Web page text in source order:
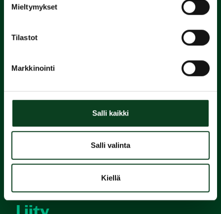
Mieltymykset
Tilastot
Markkinointi
Salli kaikki
Salli valinta
Kiellä
1.
Varaa
Suorita
Green Card
3.